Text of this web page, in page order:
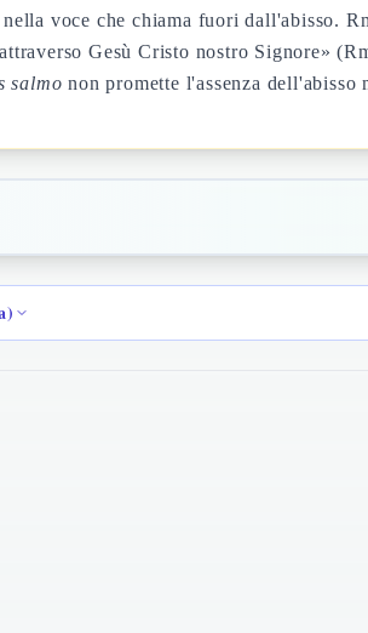
voce che chiama fuori dall'abisso.
Gesù Cristo nostro Signore»
salmo non promette l'assenza